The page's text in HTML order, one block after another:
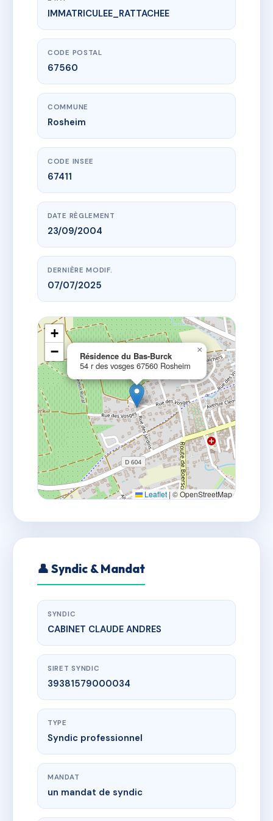
www.vme.plus/AG3030574
Résidence du Bas-Burck
54 r des vosges
IMMATRICULEE_RATTACHEE
CODE POSTAL
67560
COMMUNE
Rosheim
CODE INSEE
67411
DATE RÈGLEMENT
23/09/2004
DERNIÈRE MODIF.
07/07/2025
Résidence du Bas-Burck
54 r des vosges 67560 Rosheim
×
+
−
Leaflet | © OpenStreetMap
👤 Syndic & Mandat
SYNDIC
CABINET CLAUDE ANDRES
SIRET SYNDIC
39381579000034
TYPE
Syndic professionnel
MANDAT
un mandat de syndic